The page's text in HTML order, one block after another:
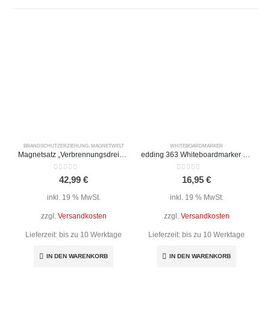
BRANDSCHUTZERZIEHUNG, MAGNETWELT
out of 5
42,99 €
inkl. 19 % MwSt.
zzgl. Versandkosten
Lieferzeit: bis zu 10 Werktage
IN DEN WARENKORB
WHITEBOARDMARKER
out of 5
16,95 €
inkl. 19 % MwSt.
zzgl. Versandkosten
Lieferzeit: bis zu 10 Werktage
IN DEN WARENKORB